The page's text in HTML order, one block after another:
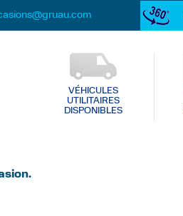
VÉHICULES
UTILITAIRES
DISPONIBLES